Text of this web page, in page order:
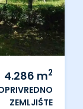
4.286 m2
ZEMLJIŠTE